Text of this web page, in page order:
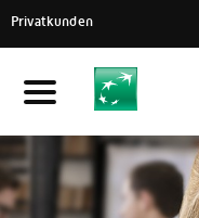
Privatkunden
Privatkunden
Unternehmen
Banque Privée